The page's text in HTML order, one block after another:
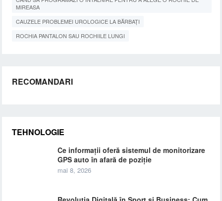
MIREASA
CAUZELE PROBLEMEI UROLOGICE LA BĂRBAȚI
ROCHIA PANTALON SAU ROCHIILE LUNGI
RECOMANDARI
TEHNOLOGIE
Ce informații oferă sistemul de monitorizare
GPS auto în afară de poziție
mai 8, 2026